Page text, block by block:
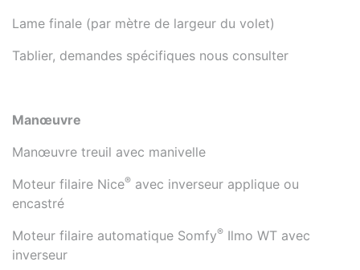
Lame finale (par mètre de largeur du volet)
Tablier, demandes spécifiques nous consulter
Manœuvre
Manœuvre treuil avec manivelle
Moteur filaire Nice® avec inverseur applique ou
encastré
Moteur filaire automatique Somfy® Ilmo WT avec
inverseur